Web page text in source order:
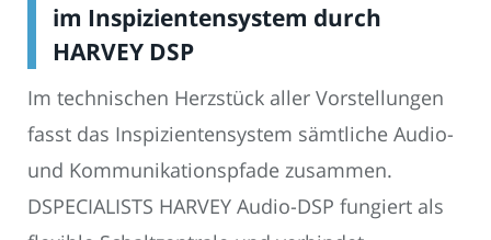
im Inspizientensystem durch
HARVEY DSP
Im technischen Herzstück aller Vorstellungen
fasst das Inspizientensystem sämtliche Audio-
und Kommunikationspfade zusammen.
DSPECIALISTS HARVEY Audio-DSP fungiert als